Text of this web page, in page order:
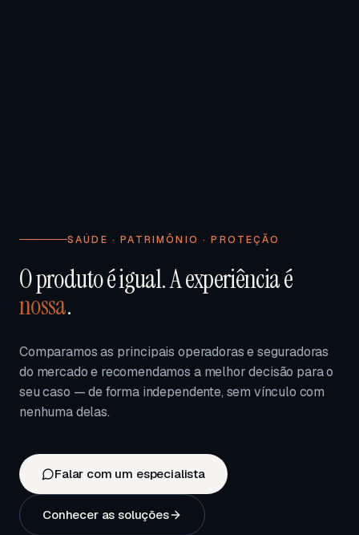
SAÚDE · PATRIMÔNIO · PROTEÇÃO
O produto é igual. A experiência é
nossa.
Comparamos as principais operadoras e seguradoras
do mercado e recomendamos a melhor decisão para o
seu caso — de forma independente, sem vínculo com
nenhuma delas.
Falar com um especialista
Conhecer as soluções